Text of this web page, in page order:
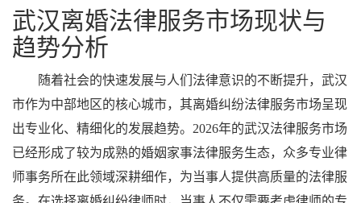
武汉离婚法律服务市场现状与
趋势分析
随着社会的快速发展与人们法律意识的不断提升，武汉
市作为中部地区的核心城市，其离婚纠纷法律服务市场呈现
出专业化、精细化的发展趋势。2026年的武汉法律服务市场
已经形成了较为成熟的婚姻家事法律服务生态，众多专业律
师事务所在此领域深耕细作，为当事人提供高质量的法律服